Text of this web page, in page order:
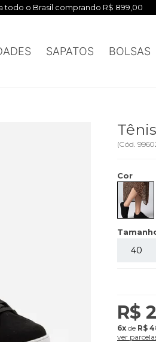
todo o Brasil comprando R$ 899,00
SAPATOS BOLSAS
(Cód.
Cor
40
R$
6x de R$
ver